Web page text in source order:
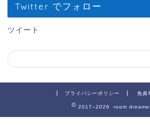
Twitter でフォロー
ツイート
プライバシーポリシー 免責
2017–2026 room